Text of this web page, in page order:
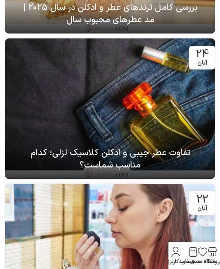
بررسی کامل ترندهای عطر و ادکلن در سال 2025 |
مد عطرهای محبوب سال
24
آبان
تفاوت عطر جیبی و ادکلن کلاسیک لزلی؛ کدام
مناسب شماست؟
22
آبان
علاقه مندیسبد خرید
حساب کاربری من